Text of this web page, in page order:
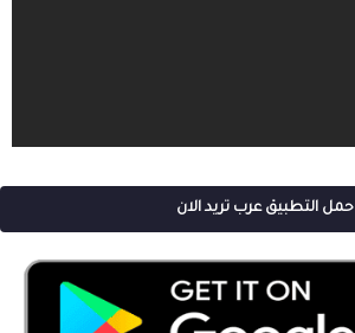
حمل التطبيق عرب تريد الان